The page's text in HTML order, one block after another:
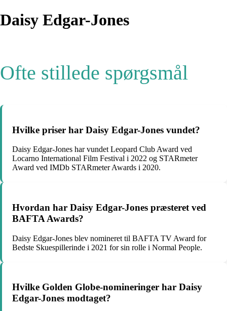
Daisy Edgar-Jones
Ofte stillede spørgsmål
Hvilke priser har Daisy Edgar-Jones vundet?
Daisy Edgar-Jones har vundet Leopard Club Award ved
Locarno International Film Festival i 2022 og STARmeter
Award ved IMDb STARmeter Awards i 2020.
Hvordan har Daisy Edgar-Jones præsteret ved
BAFTA Awards?
Daisy Edgar-Jones blev nomineret til BAFTA TV Award for
Bedste Skuespillerinde i 2021 for sin rolle i Normal People.
Hvilke Golden Globe-nomineringer har Daisy
Edgar-Jones modtaget?